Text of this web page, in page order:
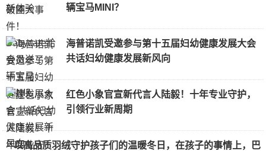
辆宝马MINI？
海普诺凯受邀参与第十五届妇幼健康发展大会
共话妇幼健康发展新风向
红色小象官宣新代言人陆毅！十年专业守护，
引领行业新周期
以高品质羽绒守护孩子们的温暖冬日，在孩子的事情上，巴